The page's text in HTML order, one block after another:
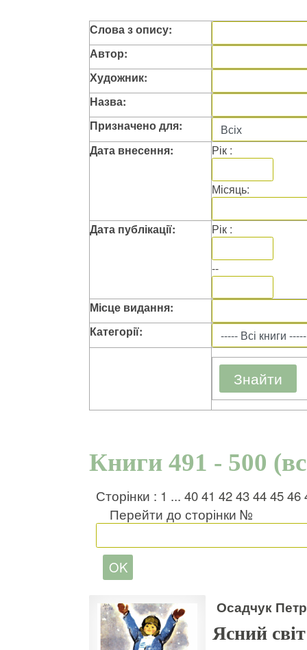
Слова з опису:
Автор:
Художник:
Назва:
Призначено для:
Дата внесення:
Рік :
Місяць:
Дата публікації: Рік :
--
Місце видання:
Категорії:
Книги 491 - 500
Сторінки : 1 ... 4041 4243444546
Перейти до сторінки №
Осадчук
Ясний світ